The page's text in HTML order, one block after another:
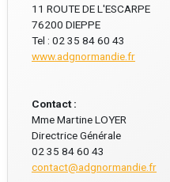
11 ROUTE DE L'ESCARPE
76200 DIEPPE
Tel : 02 35 84 60 43
www.adgnormandie.fr
Contact :
Mme Martine LOYER
Directrice Générale
02 35 84 60 43
contact@adgnormandie.fr